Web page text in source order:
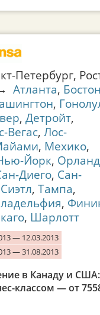
Петербург,
Атланта, Бостон
,
, Детройт,
Вегас, Лос-
, Мехико,
Йорк,
Диего, Сан-
Сиэтл, Тампа,
,
, Шарлотт
— 12.03.2013
— 31.08.2013
в Канаду и США:
классом — от